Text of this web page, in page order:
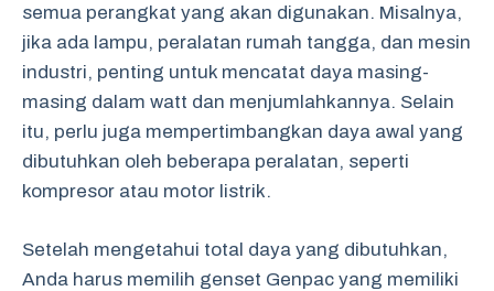
semua perangkat yang akan digunakan. Misalnya,
jika ada lampu, peralatan rumah tangga, dan mesin
industri, penting untuk mencatat daya masing-
masing dalam watt dan menjumlahkannya. Selain
itu, perlu juga mempertimbangkan daya awal yang
dibutuhkan oleh beberapa peralatan, seperti
kompresor atau motor listrik.
Setelah mengetahui total daya yang dibutuhkan,
Anda harus memilih genset Genpac yang memiliki